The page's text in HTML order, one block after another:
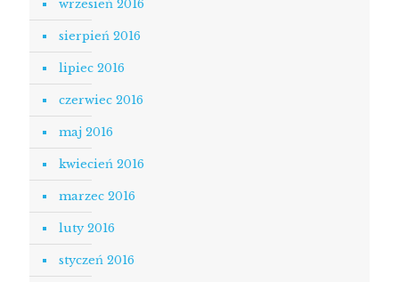
wrzesień 2016
sierpień 2016
lipiec 2016
czerwiec 2016
maj 2016
kwiecień 2016
marzec 2016
luty 2016
styczeń 2016